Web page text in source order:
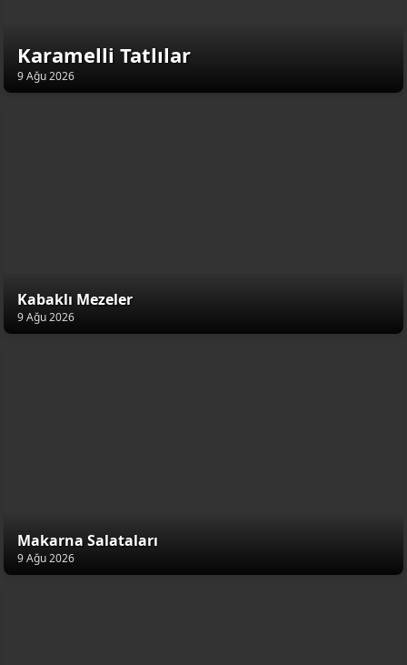
Karamelli Tatlılar
9 Ağu 2026
Kabaklı Mezeler
9 Ağu 2026
Makarna Salataları
9 Ağu 2026